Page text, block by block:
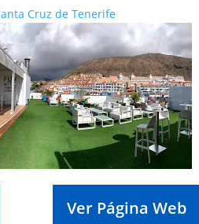
Cruz de Tenerife
Ver Página Web